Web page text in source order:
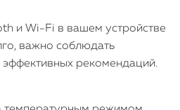
и Wi-Fi в вашем устройстве
важно соблюдать
эффективных рекомендаций.